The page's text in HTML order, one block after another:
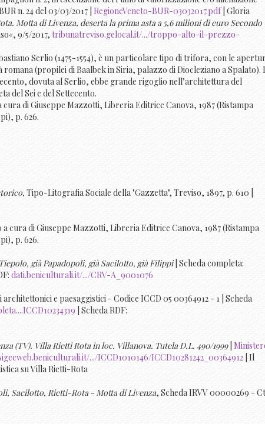
n. 24 del 03/03/2017 | RegioneVeneto-BUR-03032017.pdf| Gloria
Motta di Livenza, deserta la prima asta a 5,6 milioni di euro Secondo
9/5/2017, tribunatreviso.gelocal.it/.../troppo-alto-il-prezzo-
Serlio (1475-1554), è un particolare tipo di trifora, con le
(propilei di Baalbek in Siria, palazzo di Diocleziano a Spalato).
dovuta al Serlio, ebbe grande rigoglio nell’architettura del
del Sei e del Settecento.
cura di Giuseppe Mazzotti, Libreria Editrice Canova, 1987 (Ristampa
p. 626.
Tipo-Litografia Sociale della "Gazzetta", Treviso, 1897, p. 610 |
a cura di Giuseppe Mazzotti, Libreria Editrice Canova, 1987 (Ristampa
p. 626.
già Papadopoli, già Sacilotto, già Filippi| Scheda completa:
dati.beniculturali.it/.../CRV-A_9001076
e paesaggistici - Codice ICCD 05 00364912 - 1 | Scheda
| Scheda RDF:
(TV). Villa Rietti Rota in loc. Villanova. Tutela D.L. 490/1999|
.../ICCD1010146/ICCD10281242_00364912 | Il
su Villa Rietti-Rota
Sacilotto, Rietti-Rota - Motta di Livenza, Scheda IRVV 00000269 -